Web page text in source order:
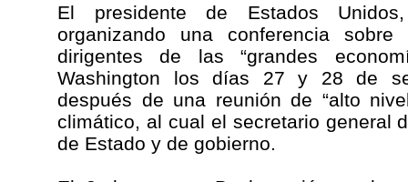
El presidente de Estados
organizando una conferencia
dirigentes de las “grandes
Washington los días 27 y 28 de
después de una reunión de “alto
climático, al cual el secretario general
de Estado y de gobierno.